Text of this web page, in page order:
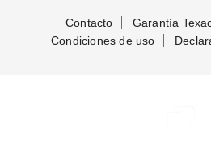
Contacto Garantía
Condiciones de uso